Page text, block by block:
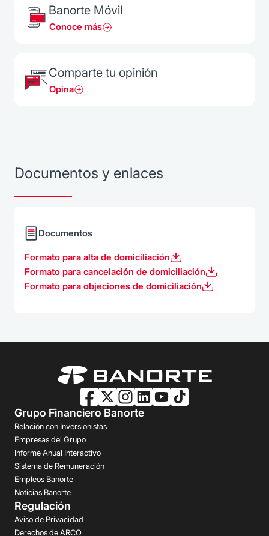
Banorte Móvil
Conoce más
Comparte tu opinión
Opina
Documentos y enlaces
Documentos
Formato para alta de domiciliación
Formato para cancelación de domiciliación
Formato para objeciones de domiciliación
Grupo Financiero Banorte
Relación con Inversionistas
Empresas del Grupo
Informe Anual Interactivo
Sistema de Remuneración
Empleos Banorte
Noticias Banorte
Regulación
Aviso de Privacidad
Derechos de ARCO